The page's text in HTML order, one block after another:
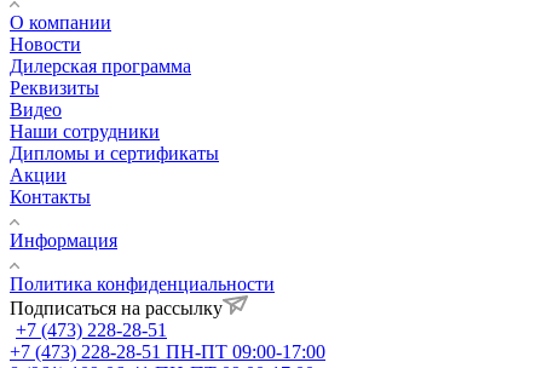
О компании
Новости
Дилерская программа
Реквизиты
Видео
Наши сотрудники
Дипломы и сертификаты
Акции
Контакты
Информация
Политика конфиденциальности
Подписаться на рассылку
+7 (473) 228-28-51
+7 (473) 228-28-51 ПН-ПТ 09:00-17:00